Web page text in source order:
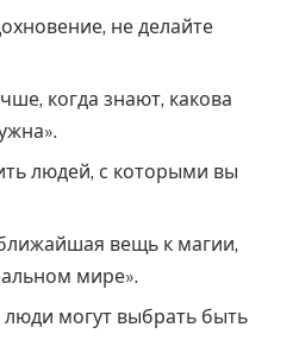
не делайте
когда знают, какова
людей, с которыми вы
вещь к магии,
мире».
могут выбрать быть